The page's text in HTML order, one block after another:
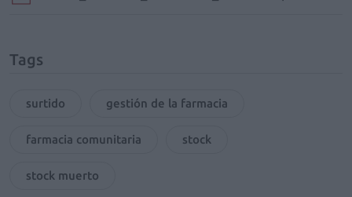
Tags
surtido gestión de la farmacia
farmacia comunitaria stock
stock muerto